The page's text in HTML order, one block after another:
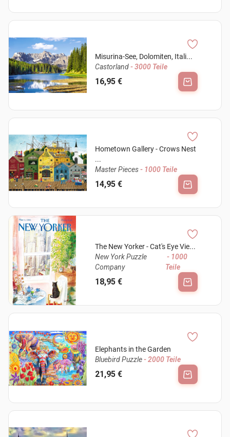
Misurina-See, Dolomiten, Itali...
Castorland- 3000 Teile
16,95 €
Hometown Gallery - Crows Nest
...
Master Pieces- 1000 Teile
14,95 €
The New Yorker - Cat's Eye Vie...
New York Puzzle
Company
- 1000
Teile
18,95 €
Elephants in the Garden
Bluebird Puzzle- 2000 Teile
21,95 €